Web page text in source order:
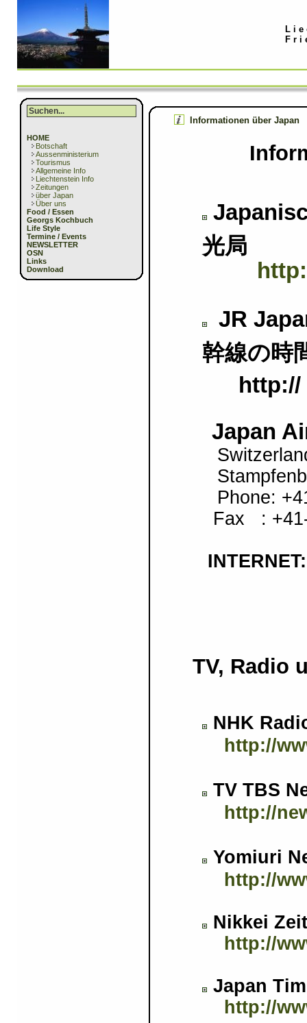
HOME
Botschaft
Aussenministerium
Tourismus
Allgemeine Info
Liechtenstein Info
Zeitungen
über Japan
Über uns
Food / Essen
Georgs Kochbuch
Life Style
Termine / Events
NEWSLETTER
OSN
Links
Download
Informationen über Japan
光局
JR
幹線の時
Japan
Phone:
Fax : +41-
TV, Radio
NHK
http://
TV TBS
http://
Yomiuri
http://
Nikkei
http://
Japan
http://